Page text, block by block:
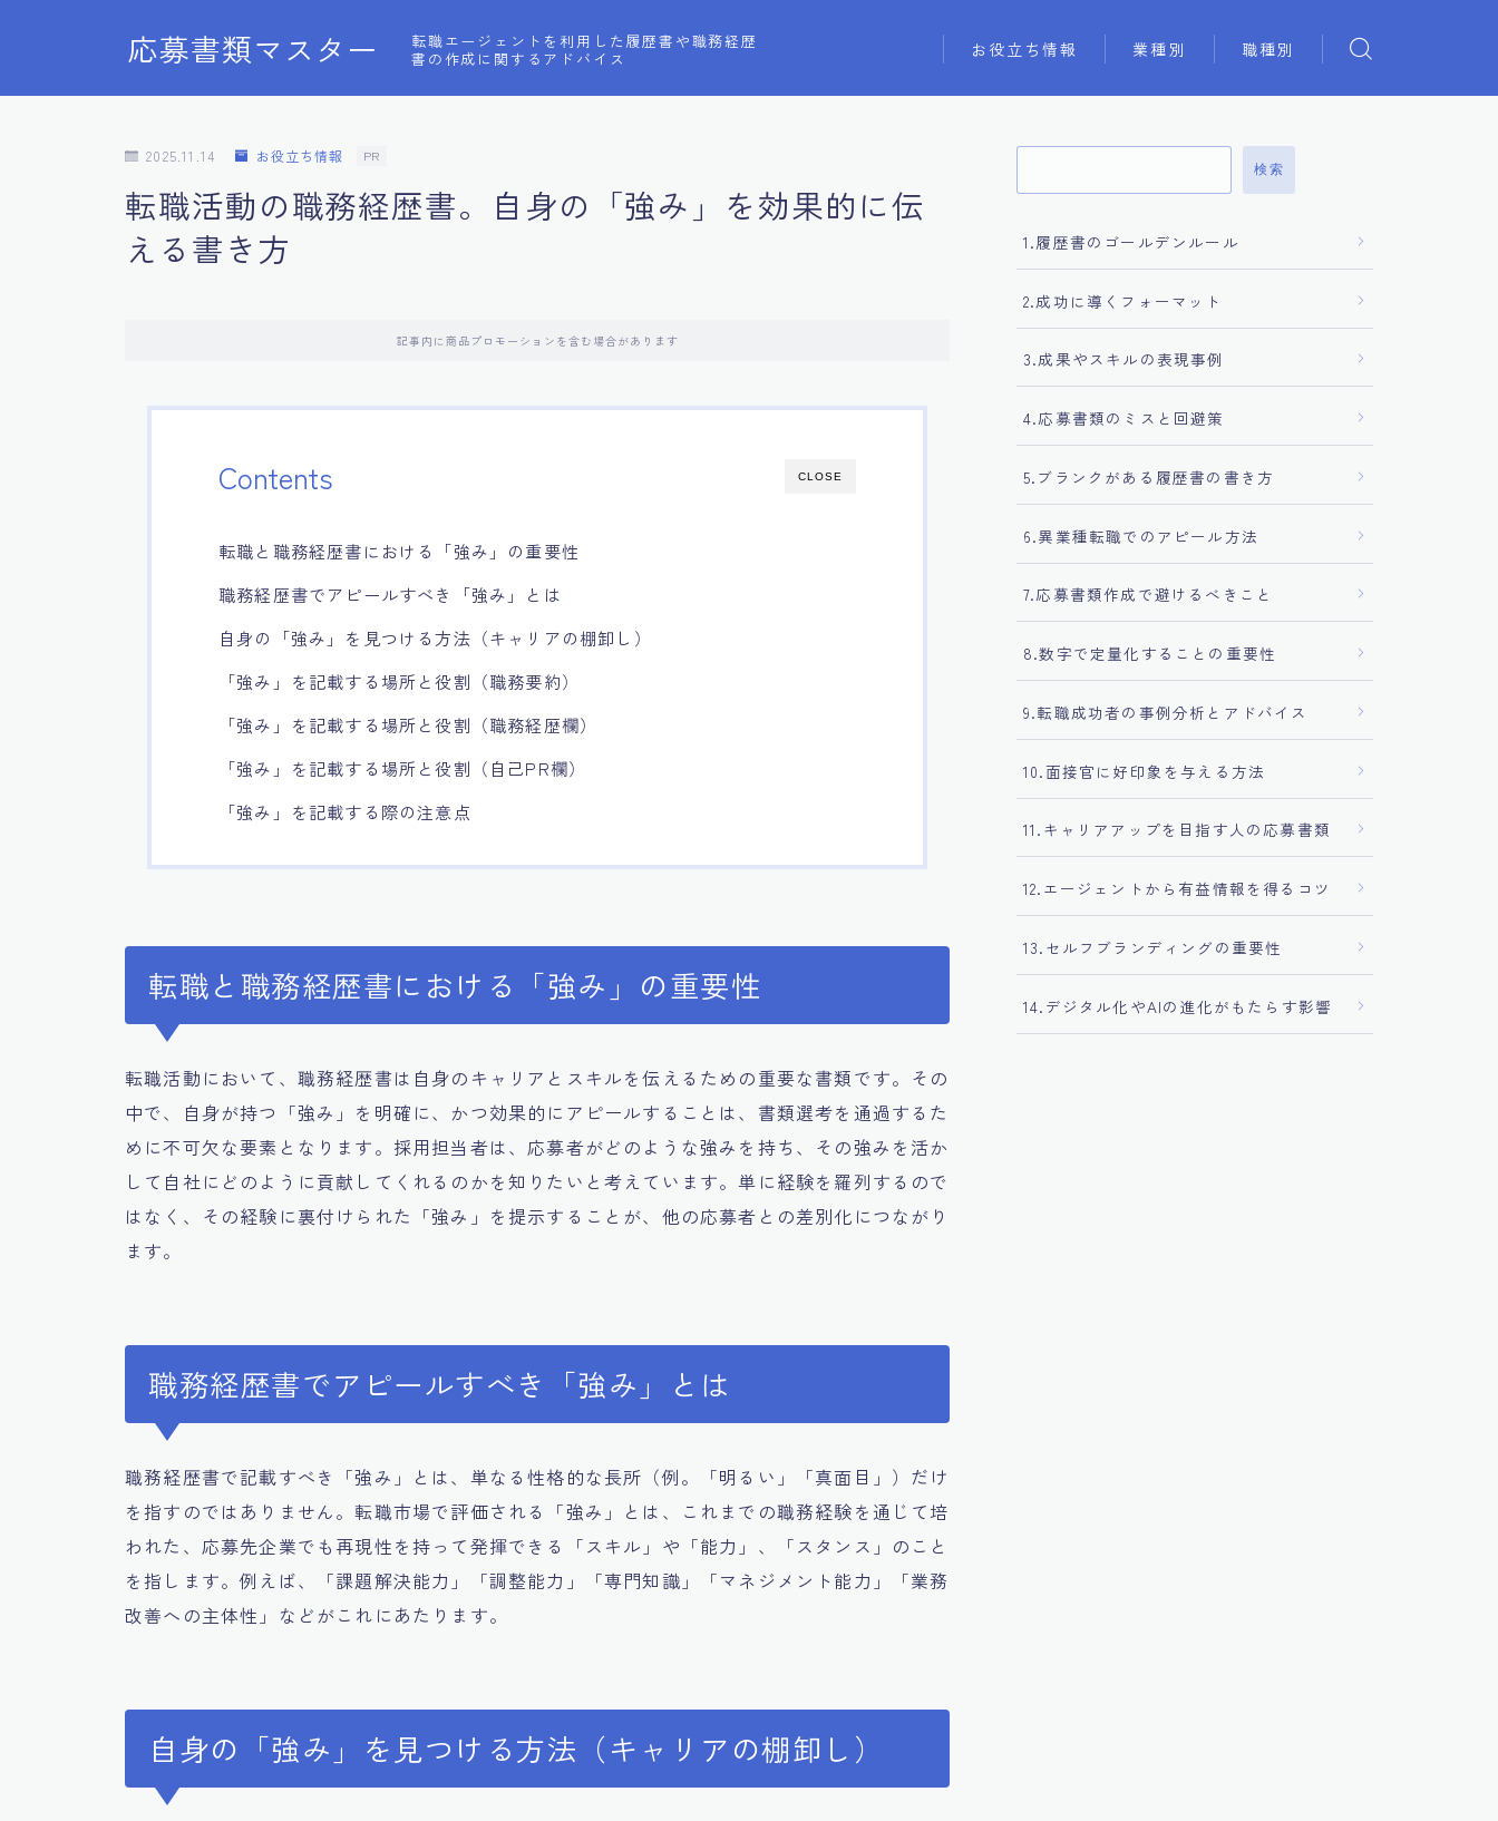
応募書類マスター
転職エージェントを利用した履歴書や職務経歴
書の作成に関するアドバイス
お役立ち情報 業種別 職種別
2025.11.14 お役立ち情報 PR
転職活動の職務経歴書。自身の「強み」を効果的に伝
える書き方
記事内に商品プロモーションを含む場合があります
CLOSE
Contents
転職と職務経歴書における「強み」の重要性
職務経歴書でアピールすべき「強み」とは
自身の「強み」を見つける方法（キャリアの棚卸し）
「強み」を記載する場所と役割（職務要約）
「強み」を記載する場所と役割（職務経歴欄）
「強み」を記載する場所と役割（自己PR欄）
「強み」を記載する際の注意点
転職と職務経歴書における「強み」の重要性
転職活動において、職務経歴書は自身のキャリアとスキルを伝えるための重要な書類です。その
中で、自身が持つ「強み」を明確に、かつ効果的にアピールすることは、書類選考を通過するた
めに不可欠な要素となります。採用担当者は、応募者がどのような強みを持ち、その強みを活か
して自社にどのように貢献してくれるのかを知りたいと考えています。単に経験を羅列するので
はなく、その経験に裏付けられた「強み」を提示することが、他の応募者との差別化につながり
ます。
職務経歴書でアピールすべき「強み」とは
職務経歴書で記載すべき「強み」とは、単なる性格的な長所（例。「明るい」「真面目」）だけ
を指すのではありません。転職市場で評価される「強み」とは、これまでの職務経験を通じて培
われた、応募先企業でも再現性を持って発揮できる「スキル」や「能力」、「スタンス」のこと
を指します。例えば、「課題解決能力」「調整能力」「専門知識」「マネジメント能力」「業務
改善への主体性」などがこれにあたります。
自身の「強み」を見つける方法（キャリアの棚卸し）
検索
1.履歴書のゴールデンルール
2.成功に導くフォーマット
3.成果やスキルの表現事例
4.応募書類のミスと回避策
5.ブランクがある履歴書の書き方
6.異業種転職でのアピール方法
7.応募書類作成で避けるべきこと
8.数字で定量化することの重要性
9.転職成功者の事例分析とアドバイス
10.面接官に好印象を与える方法
11.キャリアアップを目指す人の応募書類
12.エージェントから有益情報を得るコツ
13.セルフブランディングの重要性
14.デジタル化やAIの進化がもたらす影響